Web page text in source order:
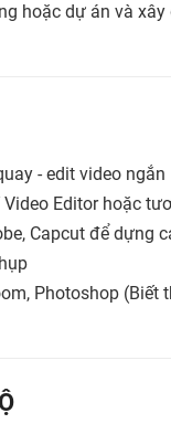
hoặc dự án và
- edit video ngắn
Editor hoặc
Capcut để dựng
Photoshop (Biết